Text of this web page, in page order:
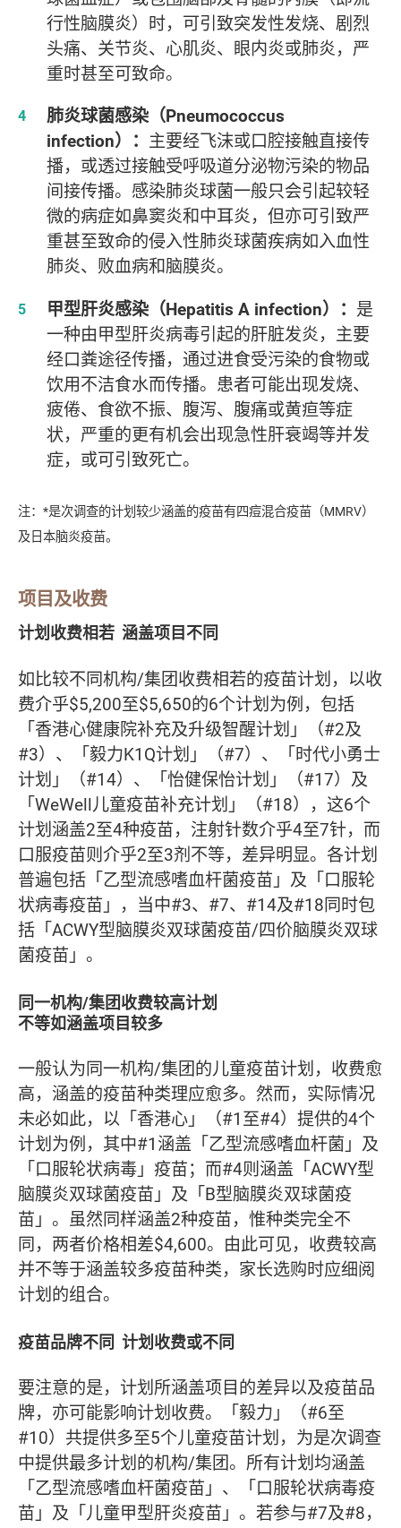
行性脑膜炎）时，可引致突发性发烧、剧烈
头痛、关节炎、心肌炎、眼内炎或肺炎，严
重时甚至可致命。
肺炎球菌感染（Pneumococcus
infection）： 主要经飞沫或口腔接触直接传
播，或透过接触受呼吸道分泌物污染的物品
间接传播。感染肺炎球菌一般只会引起较轻
微的病症如鼻窦炎和中耳炎，但亦可引致严
重甚至致命的侵入性肺炎球菌疾病如入血性
肺炎、败血病和脑膜炎。
甲型肝炎感染（Hepatitis A infection）： 是
一种由甲型肝炎病毒引起的肝脏发炎，主要
经口粪途径传播，通过进食受污染的食物或
饮用不洁食水而传播。患者可能出现发烧、
疲倦、食欲不振、腹泻、腹痛或黄疸等症
状，严重的更有机会出现急性肝衰竭等并发
症，或可引致死亡。
注：*是次调查的计划较少涵盖的疫苗有四痘混合疫苗（MMRV）
及日本脑炎疫苗。
项目及收费
计划收费相若 涵盖项目不同
如比较不同机构/集团收费相若的疫苗计划，以收
费介乎$5,200至$5,650的6个计划为例，包括
「香港心健康院补充及升级智醒计划」（#2及
#3）、「毅力K1Q计划」（#7）、「时代小勇士
计划」（#14）、「怡健保怡计划」（#17）及
「WeWell儿童疫苗补充计划」（#18），这6个
计划涵盖2至4种疫苗，注射针数介乎4至7针，而
口服疫苗则介乎2至3剂不等，差异明显。各计划
普遍包括「乙型流感嗜血杆菌疫苗」及「口服轮
状病毒疫苗」，当中#3、#7、#14及#18同时包
括「ACWY型脑膜炎双球菌疫苗/四价脑膜炎双球
菌疫苗」。
同一机构/集团收费较高计划
不等如涵盖项目较多
一般认为同一机构/集团的儿童疫苗计划，收费愈
高，涵盖的疫苗种类理应愈多。然而，实际情况
未必如此，以「香港心」（#1至#4）提供的4个
计划为例，其中#1涵盖「乙型流感嗜血杆菌」及
「口服轮状病毒」疫苗；而#4则涵盖「ACWY型
脑膜炎双球菌疫苗」及「B型脑膜炎双球菌疫
苗」。虽然同样涵盖2种疫苗，惟种类完全不
同，两者价格相差$4,600。由此可见，收费较高
并不等于涵盖较多疫苗种类，家长选购时应细阅
计划的组合。
疫苗品牌不同 计划收费或不同
要注意的是，计划所涵盖项目的差异以及疫苗品
牌，亦可能影响计划收费。「毅力」（#6至
#10）共提供多至5个儿童疫苗计划，为是次调查
中提供最多计划的机构/集团。所有计划均涵盖
「乙型流感嗜血杆菌疫苗」、「口服轮状病毒疫
苗」及「儿童甲型肝炎疫苗」。若参与#7及#8，